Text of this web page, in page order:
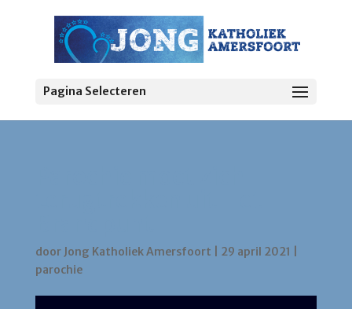
Pagina Selecteren
door Jong Katholiek Amersfoort 29 april 2021
parochie